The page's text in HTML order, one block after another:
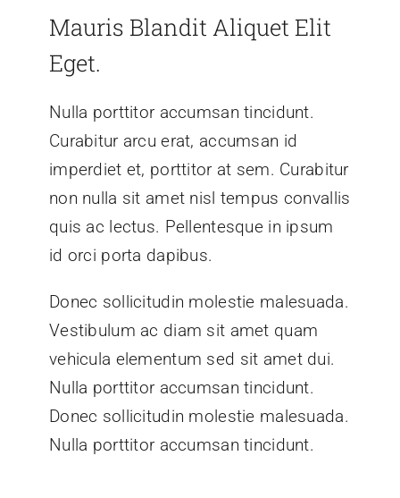
Mauris Blandit Aliquet Elit
Eget.
Nulla porttitor accumsan tincidunt.
Curabitur arcu erat, accumsan id
imperdiet et, porttitor at sem. Curabitur
non nulla sit amet nisl tempus convallis
quis ac lectus. Pellentesque in ipsum
id orci porta dapibus.
Donec sollicitudin molestie malesuada.
Vestibulum ac diam sit amet quam
vehicula elementum sed sit amet dui.
Nulla porttitor accumsan tincidunt.
Donec sollicitudin molestie malesuada.
Nulla porttitor accumsan tincidunt.